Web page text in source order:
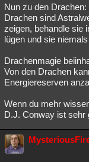
Nun zu den Drachen:
Drachen sind
zeigen, behandle sie
lügen und sie
Drachenmagie
Von den Drachen
Energiereserven
Wenn du mehr
D.J. Conway ist sehr